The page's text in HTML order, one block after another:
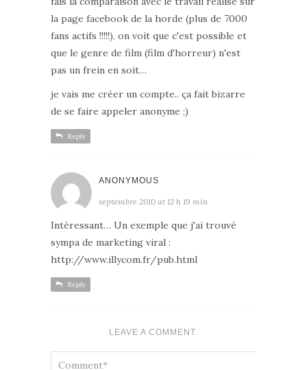
la page facebook de la horde (plus de 7000
fans actifs !!!!!), on voit que c'est possible et
que le genre de film (film d'horreur) n'est
pas un frein en soit…
je vais me créer un compte.. ça fait bizarre
de se faire appeler anonyme ;)
Reply
ANONYMOUS
septembre 2010 at 12 h 19 min
Intéressant… Un exemple que j'ai trouvé
sympa de marketing viral :
http://www.illycom.fr/pub.html
Reply
LEAVE A COMMENT.